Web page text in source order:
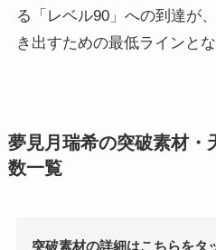
る「レベル90」への到達が
き出すための最低ラインとな
夢見月瑞希の突破素材・
数一覧
突破素材の詳細はこちらをタ